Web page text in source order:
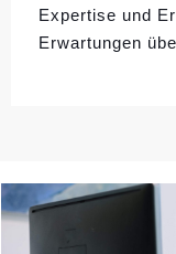
Expertise und
Erwartungen